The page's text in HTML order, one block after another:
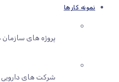
نمونه کارها
پروژه های
شرکت های دارویی